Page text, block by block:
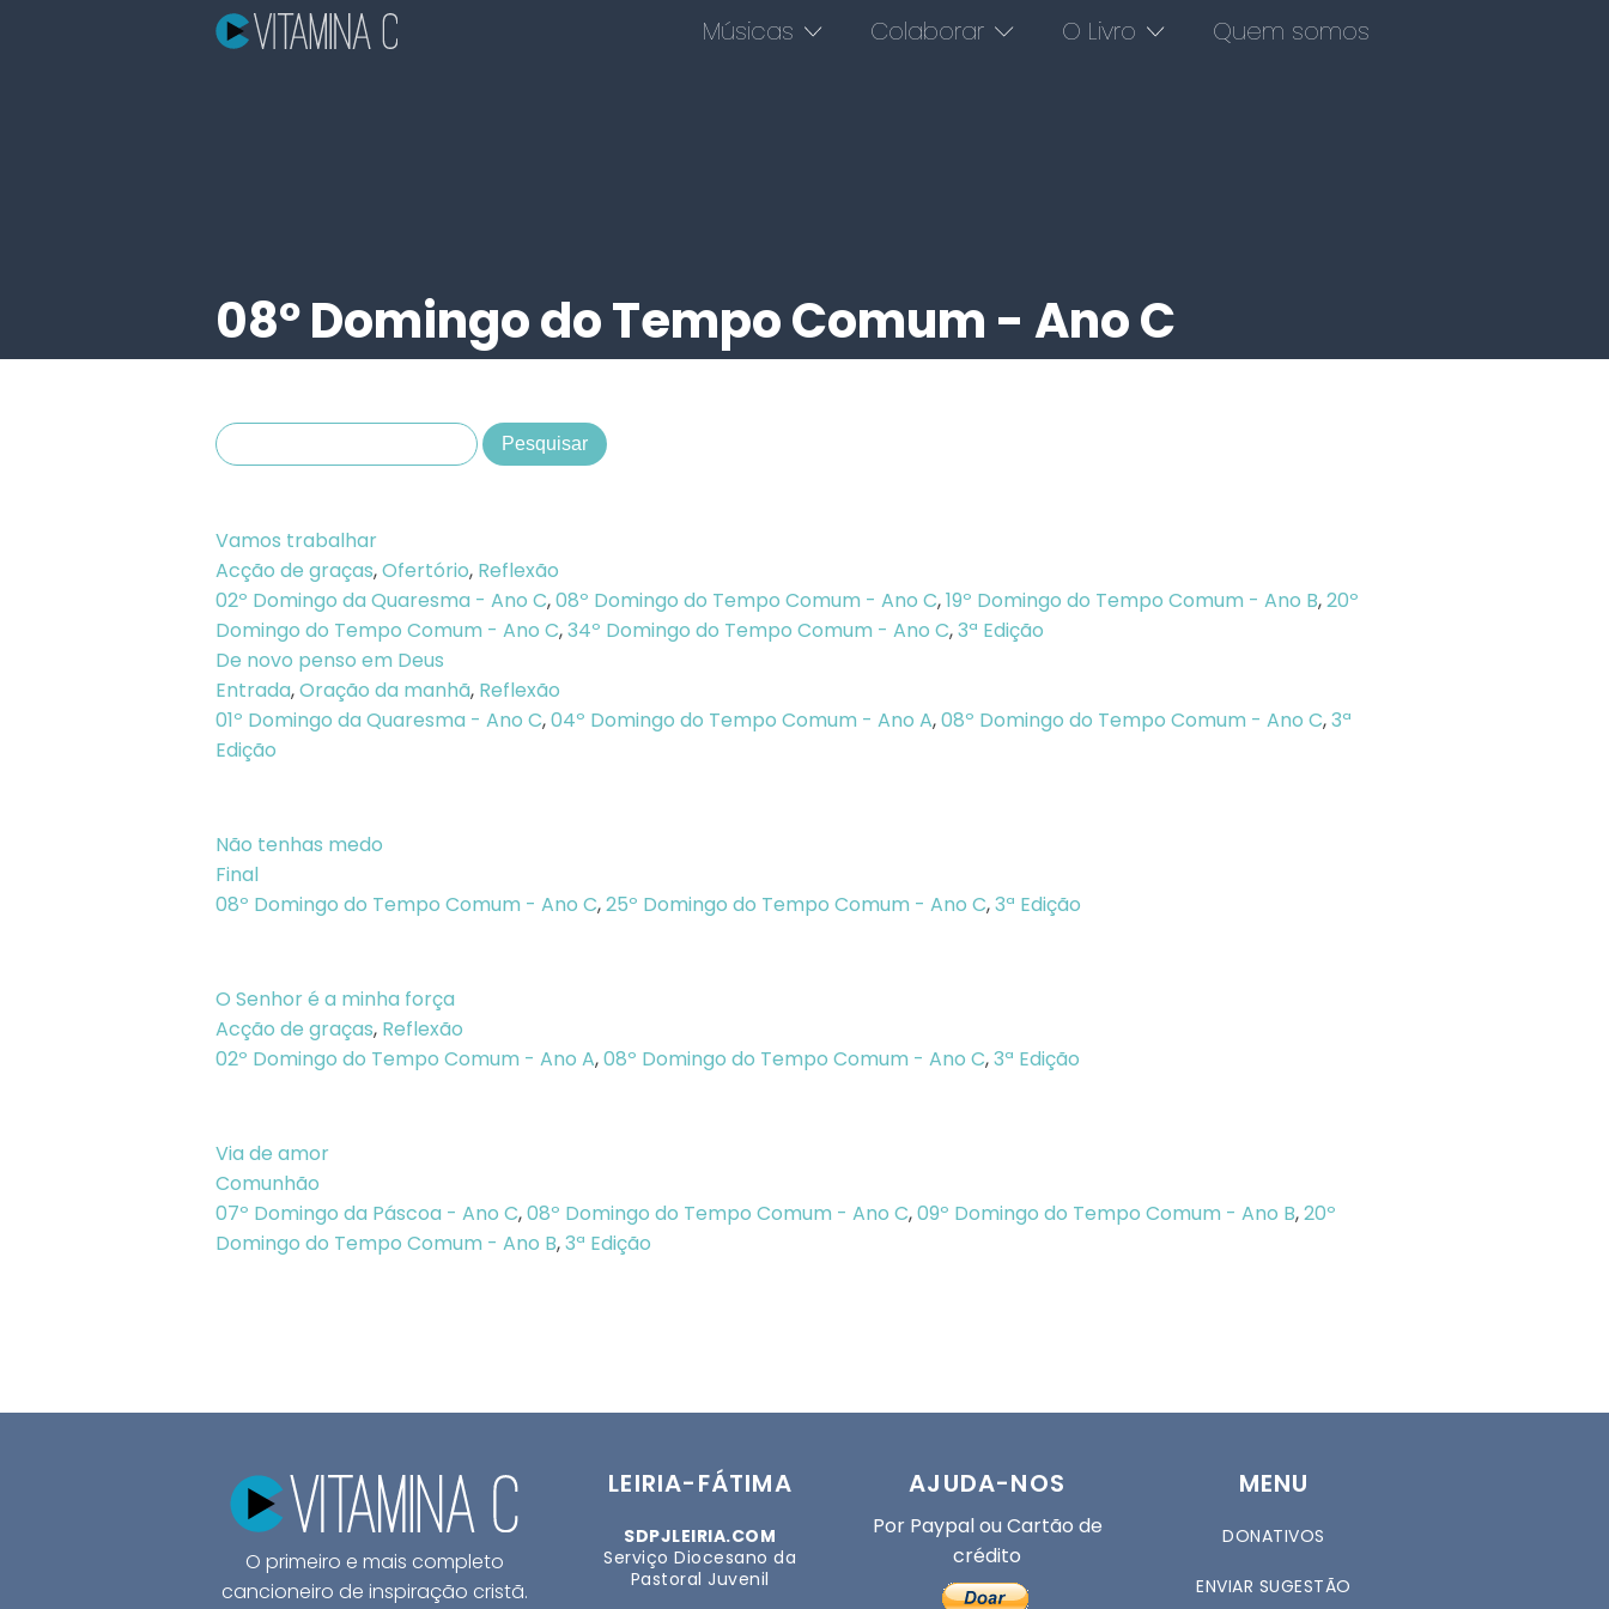
Músicas Colaborar O Livro Quem somos
08º Domingo do Tempo Comum - Ano C
Vamos trabalhar
Acção de graças,Ofertório, Reflexão
02º Domingo da Quaresma - Ano C,08º Domingo do Tempo Comum - Ano C,19º Domingo do Tempo Comum - Ano B,20º
Domingo do Tempo Comum - Ano C,34º Domingo do Tempo Comum - Ano C,3ª Edição
De novo penso em Deus
Entrada,Oração da manhã, Reflexão
01º Domingo da Quaresma - Ano C,04º Domingo do Tempo Comum - Ano A,08º Domingo do Tempo Comum - Ano C,3ª
Edição
Não tenhas medo
Final
08º Domingo do Tempo Comum - Ano C,25º Domingo do Tempo Comum - Ano C,3ª Edição
O Senhor é a minha força
Acção de graças, Reflexão
02º Domingo do Tempo Comum - Ano A,08º Domingo do Tempo Comum - Ano C,3ª Edição
Via de amor
Comunhão
07º Domingo da Páscoa - Ano C,08º Domingo do Tempo Comum - Ano C,09º Domingo do Tempo Comum - Ano B,20º
Domingo do Tempo Comum - Ano B,3ª Edição
O primeiro e mais completo
cancioneiro de inspiração cristã.
LEIRIA-FÁTIMA
SDPJLEIRIA.COM
Serviço Diocesano da
Pastoral Juvenil
AJUDA-NOS
Por Paypal ou Cartão de
crédito
MENU
DONATIVOS
ENVIAR SUGESTÃO